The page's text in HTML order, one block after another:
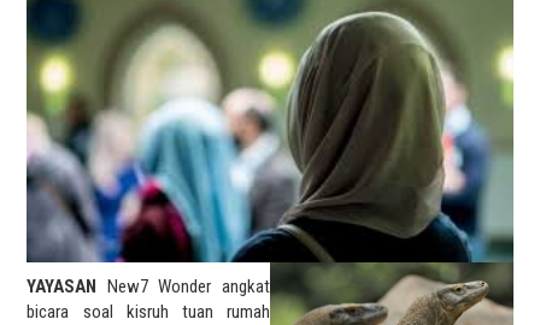
YAYASAN New7 Wonder angkat
bicara soal kisruh tuan rumah